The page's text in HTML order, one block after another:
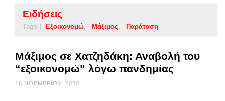
Ειδήσεις
Tags | Εξοικονομώ Μάξιμος Παράταση
Μάξιμος σε Χατζηδάκη: Αναβολή του
“εξοικονομώ” λόγω πανδημίας
18 ΝΟΕΜΒΡΊΟΥ, 2020